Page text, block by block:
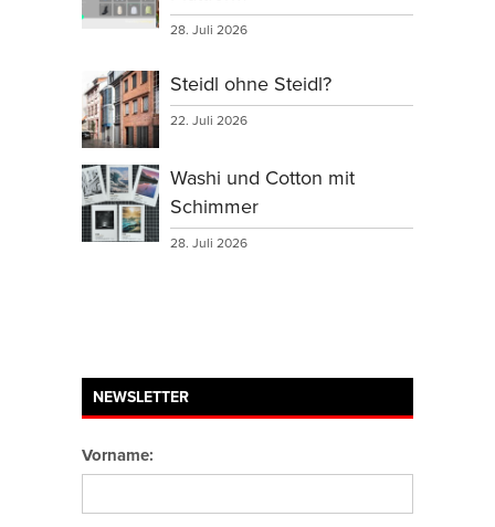
28. Juli 2026
Steidl ohne Steidl?
22. Juli 2026
Washi und Cotton mit
Schimmer
28. Juli 2026
NEWSLETTER
Vorname: